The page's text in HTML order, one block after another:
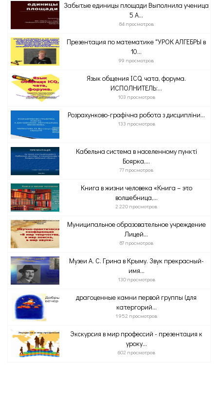
Забытые единицы площади Выполнила ученица
5 А...
84 просмотров
Презентация по математике "УРОК АЛГЕБРЫ в
10...
99 просмотров
Язык общения ICQ, чата, форума.
ИСПОЛНИТЕЛЬ:...
103 просмотров
Розрахунково-графічна робота з дисципліни...
133 просмотров
Кабельна система в населенному пункті
Боярка,...
77 просмотров
Книга в жизни человека «Книга – это
волшебница,...
2 220 просмотров
Муниципальное образовательное учреждение
Лицей...
87 просмотров
Музеи А. С. Грина в Крыму. Звук прекрасный-
имя...
130 просмотров
драгоценные камни первой группы (для
катергорий...
1 952 просмотров
Экскурсия в мир профессий - презентация к
уроку...
602 просмотров